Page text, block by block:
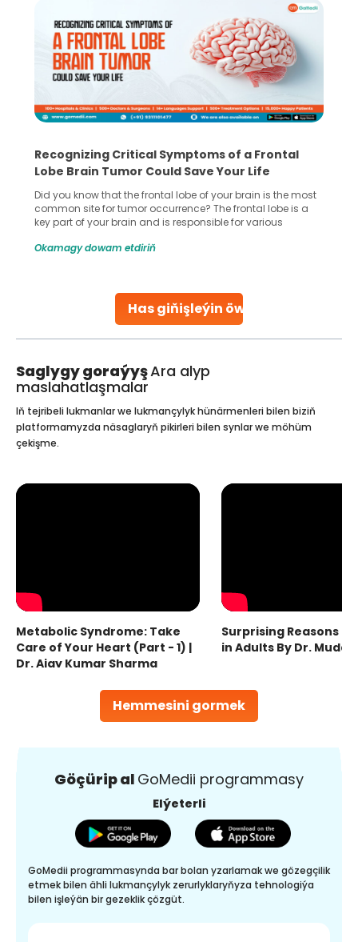
Has giňişleýin öwreniň
Recognizing Critical Symptoms of a Frontal
Lobe Brain Tumor Could Save Your Life
Did you know that the frontal lobe of your brain is the most
common site for tumor occurrence? The frontal lobe is a
key part of your brain and is responsible for various
harm to it can lead to serious complications. However, with
Okamagy dowam etdiriň
Saglygy goraýyşAra alyp
maslahatlaşmalar
Hemmesini gormek
Iň tejribeli lukmanlar we lukmançylyk hünärmenleri bilen biziň
platformamyzda näsaglaryň pikirleri bilen synlar we möhüm
çekişme.
Metabolic Syndrome: Take
Care of Your Heart (Part - 1) |
Dr. Ajay Kumar Sharma
Surprising Reasons
in Adults By Dr.
Göçürip al GoMedii programmasy
Elýeterli
GoMedii programmasynda bar bolan yzarlamak we gözegçilik
etmek bilen ähli lukmançylyk zerurlyklaryňyza tehnologiýa
bilen işleýän bir gezeklik çözgüt.